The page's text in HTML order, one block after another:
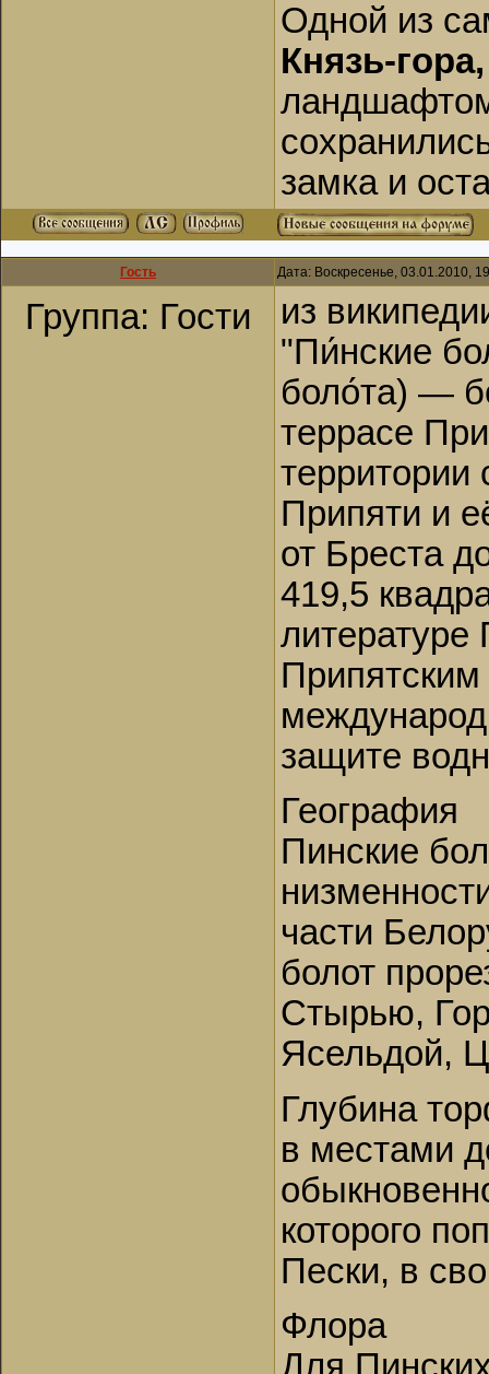
Одной из
Князь-гора,
замка и
Гость Дата: Воскресенье, 03.01.2010,
Группа: Гости
из
"Пи́нские
боло́та) —
террасе
территории
Припяти и
от Бреста
419,5
литературе
защите
География
Пинские
части
болот
Стырью,
Ясельдой,
Глубина
в местами
которого
Пески, в
Флора